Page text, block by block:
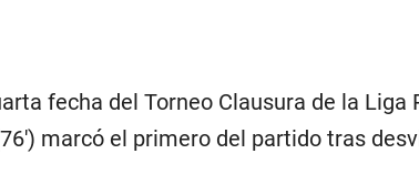
fecha del Torneo Clausura de la Liga
marcó el primero del partido tras